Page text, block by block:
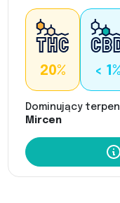
20% < 1%
Dominujący
Mircen